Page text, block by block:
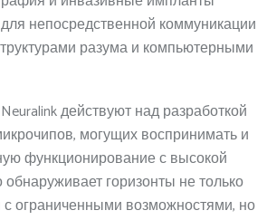
непосредственной коммуникации
разума и компьютерными
действуют над разработкой
могущих воспринимать и
функционирование с высокой
обнаруживает горизонты не только
с ограниченными возможностями, но